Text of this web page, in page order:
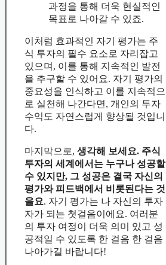
과정을 통해 더욱 현실적인
목표로 나아갈 수 있죠.
이처럼 효과적인 자기 평가는 주
식 투자의 필수 요소로 자리잡고
있으며, 이를 통해 지속적인 발전
을 추구할 수 있어요. 자기 평가의
중요성을 인식하고 이를 지속적으
로 실천해 나간다면, 개인의 투자
수익도 자연스럽게 향상될 것입니
다.
마지막으로, 생각해 보세요. 주식
투자의 세계에서는 누구나 성공할
수 있지만, 그 성공은 결국 자신의
평가와 피드백에서 비롯된다는 것
을요. 자기 평가는 나 자신의 투자
자가 되는 첫걸음이에요. 여러분
의 투자 여정이 더욱 의미 있고 성
공적일 수 있도록 한 걸음 한 걸음
나아가길 바랍니다!